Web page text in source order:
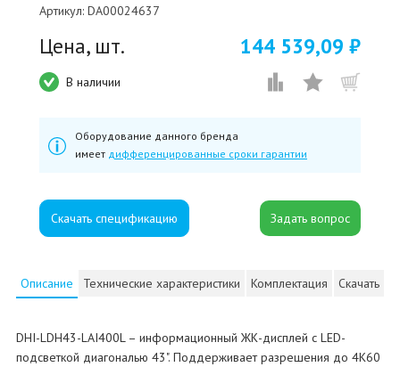
Артикул: DA00024637
Цена, шт. 144 539,09 ₽
В наличии
Оборудование данного бренда
имеет дифференцированные сроки гарантии
Скачать спецификацию
Описание Технические характеристики Комплектация Скачать
DHI-LDH43-LAI400L – информационный ЖК-дисплей с LED-
подсветкой диагональю 43". Поддерживает разрешения до 4K60